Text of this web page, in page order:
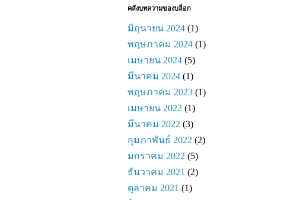
คลังบทความของบล็อก
มิถุนายน 2024 (1)
พฤษภาคม 2024 (1)
เมษายน 2024 (5)
มีนาคม 2024 (1)
พฤษภาคม 2023 (1)
เมษายน 2022 (1)
มีนาคม 2022 (3)
กุมภาพันธ์ 2022 (2)
มกราคม 2022 (5)
ธันวาคม 2021 (2)
ตุลาคม 2021 (1)